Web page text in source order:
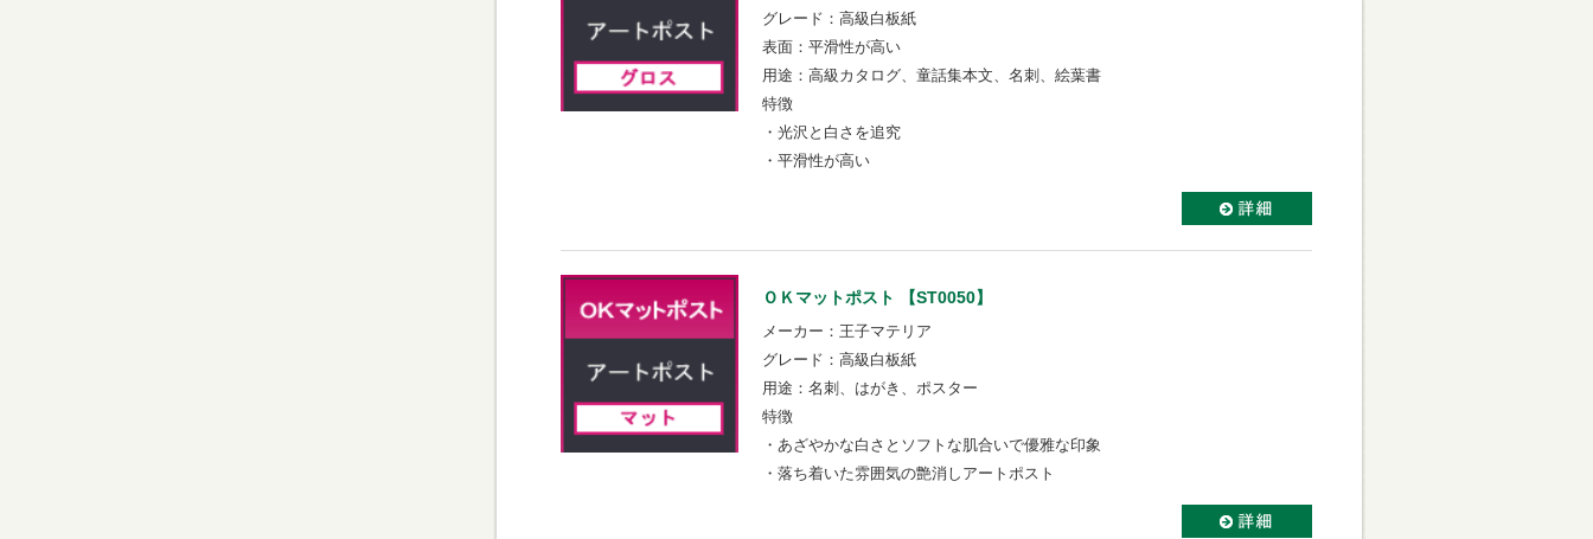
グレード：高級白板紙
表面：平滑性が高い
用途：高級カタログ、童話集本文、名刺、絵葉書
特徴
・光沢と白さを追究
・平滑性が高い
ＯＫマットポスト 【ST0050】
メーカー：王子マテリア
グレード：高級白板紙
用途：名刺、はがき、ポスター
特徴
・あざやかな白さとソフトな肌合いで優雅な印象
・落ち着いた雰囲気の艶消しアートポスト